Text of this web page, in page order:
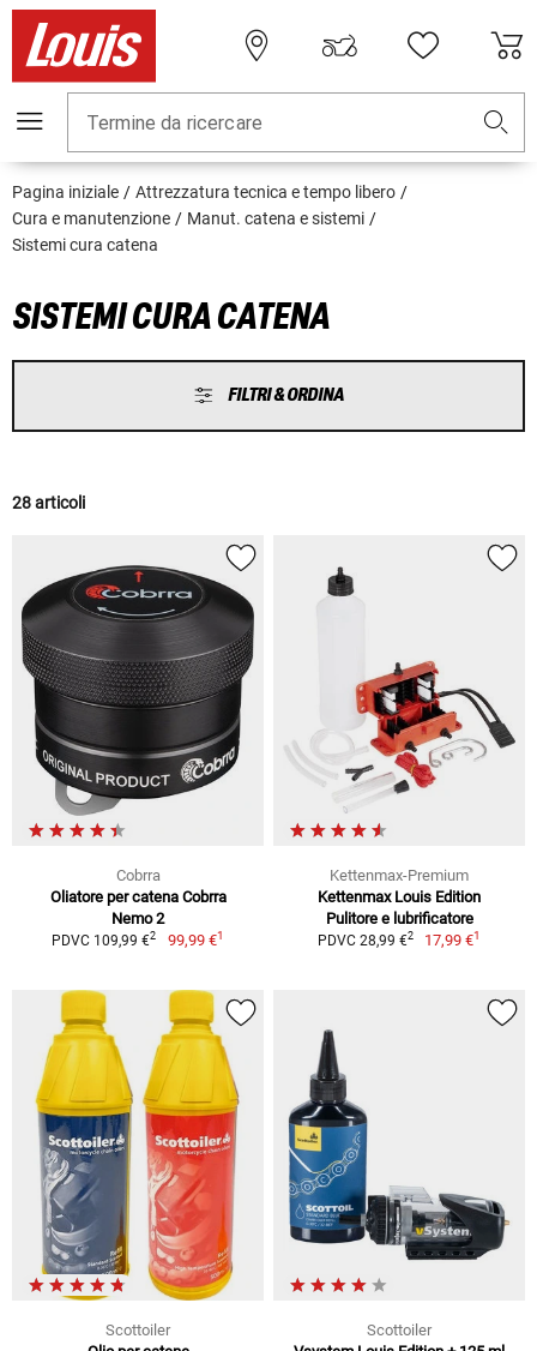
Termine da ricercare
Pagina iniziale
Attrezzatura tecnica e tempo libero
Cura e manutenzione
Manut. catena e sistemi
Sistemi cura catena
SISTEMI CURA CATENA
FILTRI & ORDINA
28 articoli
Cobrra
Oliatore per catena Cobrra
Nemo 2
PDVC 109,99 €2 99,99 €1
Kettenmax-Premium
Kettenmax Louis Edition
Pulitore e lubrificatore
PDVC 28,99 €2 17,99 €1
Scottoiler
Scottoiler